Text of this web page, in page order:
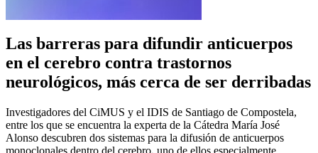
Las barreras para difundir anticuerpos
en el cerebro contra trastornos
neurológicos, más cerca de ser derribadas
Investigadores del CiMUS y el IDIS de Santiago de Compostela,
entre los que se encuentra la experta de la Cátedra María José
Alonso descubren dos sistemas para la difusión de anticuerpos
monoclonales dentro del cerebro, uno de ellos especialmente